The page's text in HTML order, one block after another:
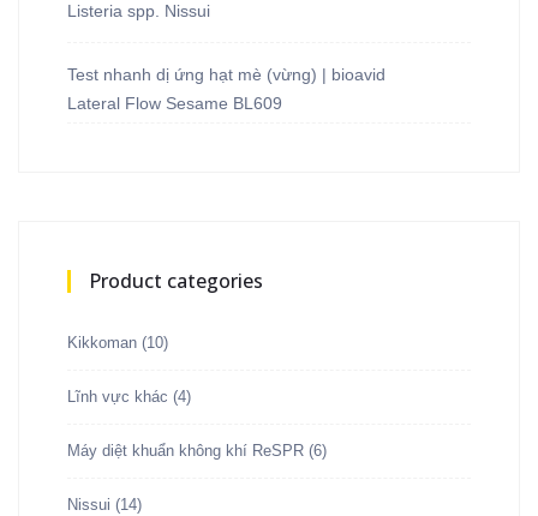
Listeria spp. Nissui
Test nhanh dị ứng hạt mè (vừng) | bioavid
Lateral Flow Sesame BL609
Product categories
Kikkoman (10)
Lĩnh vực khác (4)
Máy diệt khuẩn không khí ReSPR (6)
Nissui (14)